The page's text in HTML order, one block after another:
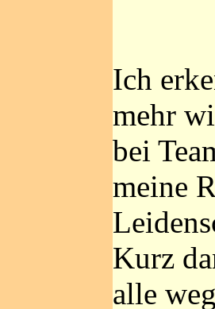
Ich
mehr
bei
meine
Kurz
alle